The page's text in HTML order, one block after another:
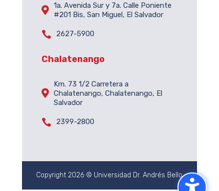
 1a. Avenida Sur y 7a. Calle Poniente
#201 Bis, San Miguel, El Salvador
 2627-5900
Chalatenango

Km. 73 1/2 Carretera a
Chalatenango, Chalatenango, El
Salvador
 2399-2800
Copyright 2026 © Universidad Dr. Andrés Bello